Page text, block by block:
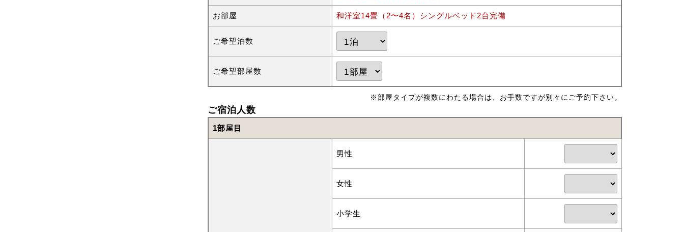
お部屋 和洋室14畳（2〜4名）シングルベッド2台完備
ご希望泊数
ご希望部屋数
※部屋タイプが複数にわたる場合は、お手数ですが別々にご予約下さい。
ご宿泊人数
1部屋目
男性
女性
小学生